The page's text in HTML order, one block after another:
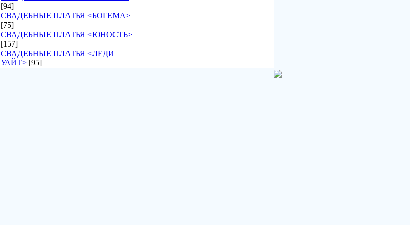
[94]
СВАДЕБНЫЕ ПЛАТЬЯ <БОГЕМА>
[75]
СВАДЕБНЫЕ ПЛАТЬЯ <ЮНОСТЬ>
[157]
СВАДЕБНЫЕ ПЛАТЬЯ <ЛЕДИ
УАЙТ> [95]